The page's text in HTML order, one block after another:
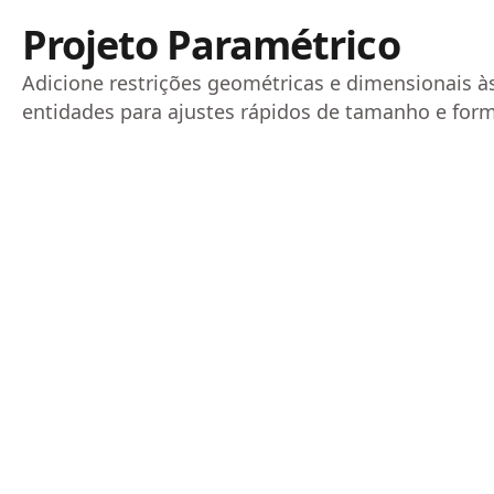
Projeto Paramétrico
Adicione restrições geométricas e dimensionais
entidades para ajustes rápidos de tamanho e